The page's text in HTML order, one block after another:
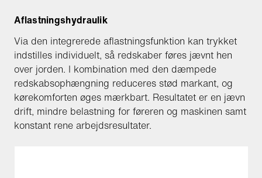
Aflastningshydraulik
Via den integrerede aflastningsfunktion kan trykket
indstilles individuelt, så redskaber føres jævnt hen
over jorden. I kombination med den dæmpede
redskabsophængning reduceres stød markant, og
kørekomforten øges mærkbart. Resultatet er en jævn
drift, mindre belastning for føreren og maskinen samt
konstant rene arbejdsresultater.